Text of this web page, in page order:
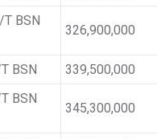
T BSN
326,900,000
BSN
339,500,000
BSN
345,300,000